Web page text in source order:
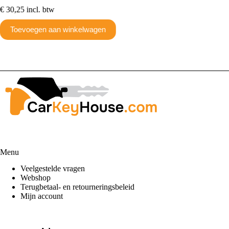
€ 30,25 incl. btw
Toevoegen aan winkelwagen
Menu
Veelgestelde vragen
Webshop
Terugbetaal- en retourneringsbeleid
Mijn account